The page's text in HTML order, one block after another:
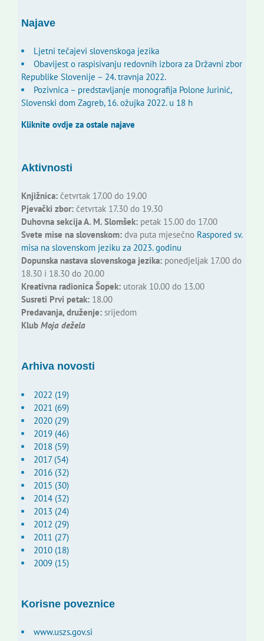
Najave
Ljetni tečajevi slovenskoga jezika
Obavijest o raspisivanju redovnih izbora za Državni zbor
Republike Slovenije – 24. travnja 2022.
Pozivnica – predstavljanje monografija Polone Jurinić,
Slovenski dom Zagreb, 16. ožujka 2022. u 18 h
Kliknite ovdje za ostale najave
Aktivnosti
Knjižnica:četvrtak 17.00 do 19.00
Pjevački zbor:četvrtak 17.30 do 19.30
Duhovna sekcija A. M. Slomšek:petak 15.00 do 17.00
Svete mise na slovenskom:dva puta mjesečno Raspored sv.
misa na slovenskom jeziku za 2023. godinu
Dopunska nastava slovenskoga jezika:ponedjeljak 17.00 do
18.30 i 18.30 do 20.00
Kreativna radionica Šopek:utorak 10.00 do 13.00
Susreti Prvi petak:18.00
Predavanja, druženje:srijedom
Klub Moja dežela
Arhiva novosti
2022 (19)
2021 (69)
2020 (29)
2019 (46)
2018 (59)
2017 (54)
2016 (32)
2015 (30)
2014 (32)
2013 (24)
2012 (29)
2011 (27)
2010 (18)
2009 (15)
Korisne poveznice
www.uszs.gov.si